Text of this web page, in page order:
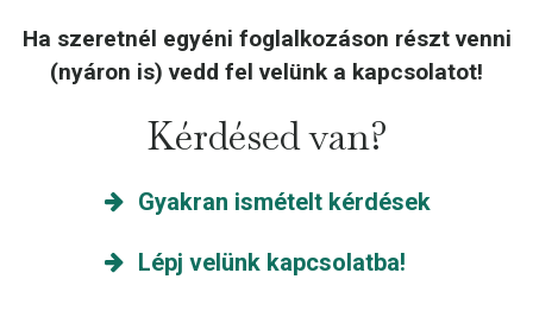
Ha szeretnél egyéni foglalkozáson részt venni
(nyáron is) vedd fel velünk a kapcsolatot!
Kérdésed van?
Gyakran ismételt kérdések
Lépj velünk kapcsolatba!